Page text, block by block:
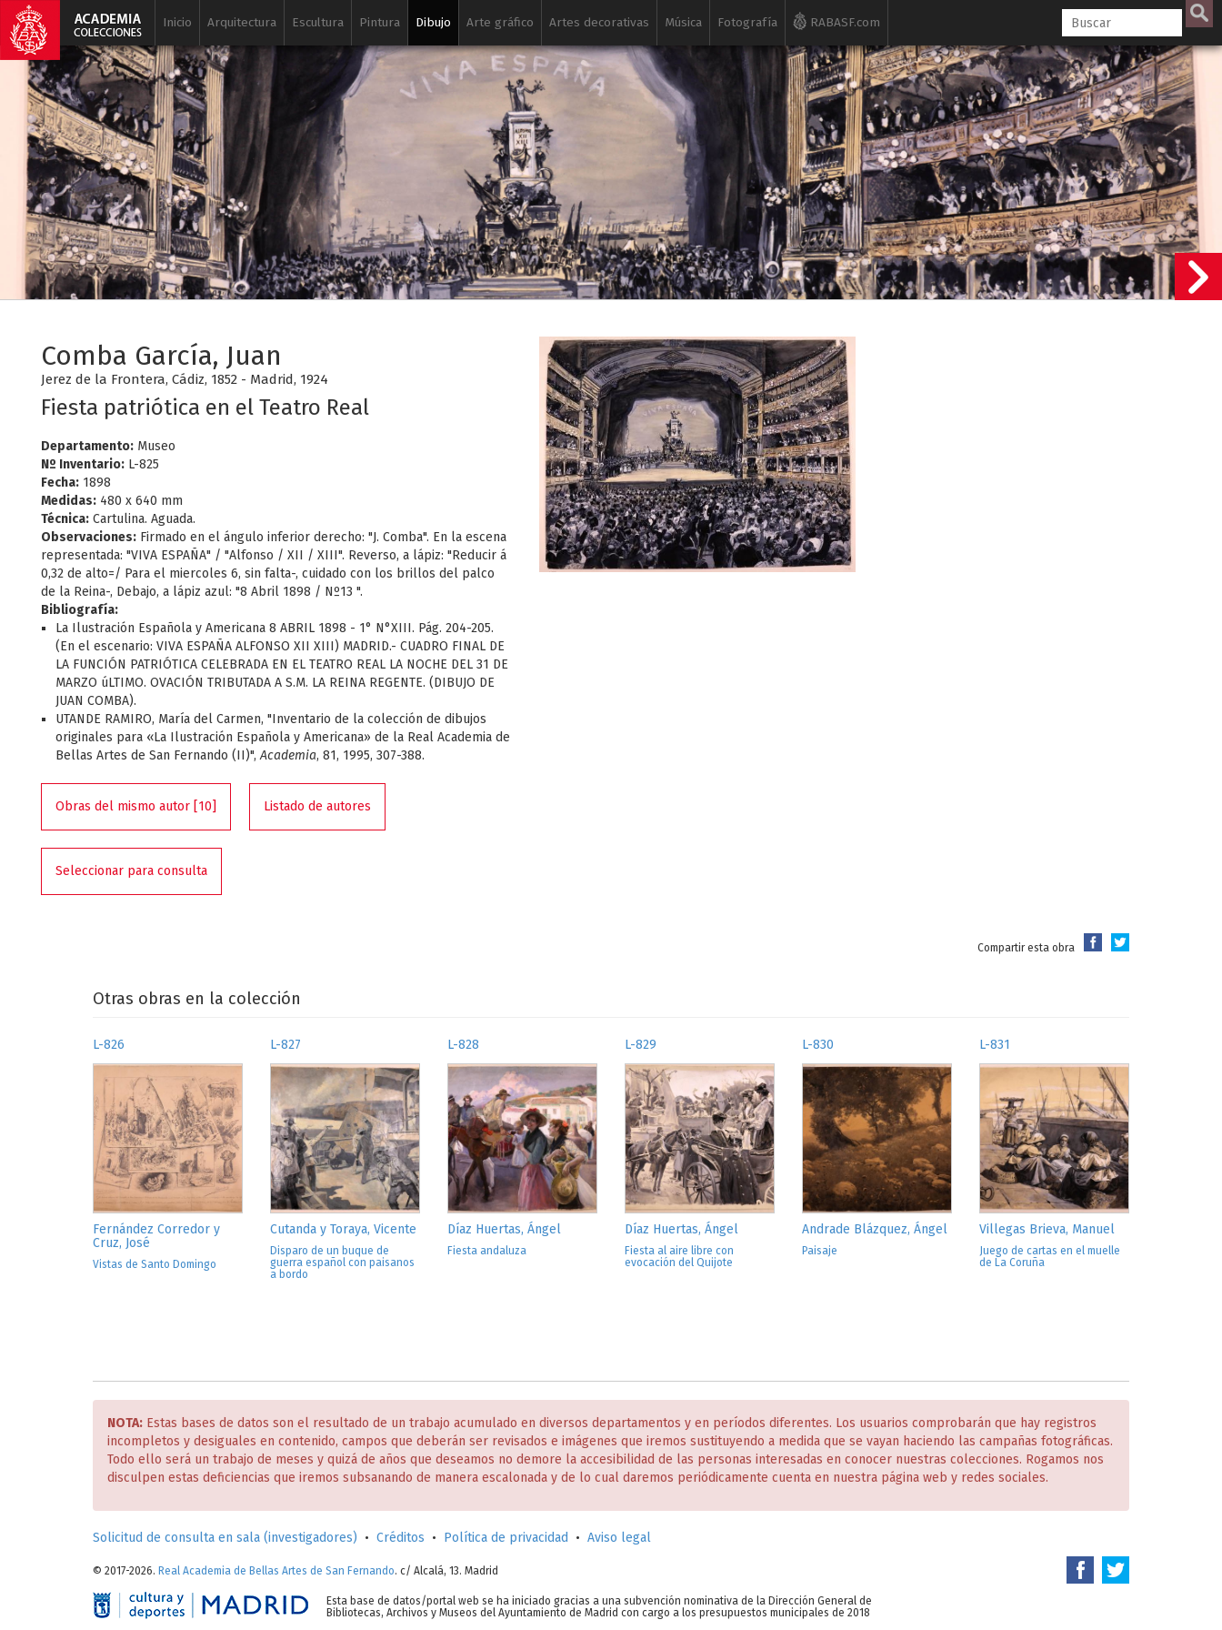
Inicio Arquitectura Escultura Pintura Dibujo Arte gráfico Artes decorativas Música Fotografía RABASF.com
Comba García, Juan
Jerez de la Frontera, Cádiz, 1852 - Madrid, 1924
Fiesta patriótica en el Teatro Real
Departamento: Museo
Nº Inventario: L-825
Fecha: 1898
Medidas: 480 x 640 mm
Técnica: Cartulina. Aguada.
Observaciones: Firmado en el ángulo inferior derecho: "J. Comba". En la escena
representada: "VIVA ESPAÑA" / "Alfonso / XII / XIII". Reverso, a lápiz: "Reducir á
0,32 de alto=/ Para el miercoles 6, sin falta-, cuidado con los brillos del palco
de la Reina-, Debajo, a lápiz azul: "8 Abril 1898 / Nº13 ".
Bibliografía:
La Ilustración Española y Americana 8 ABRIL 1898 - 1° N°XIII. Pág. 204-205.
(En el escenario: VIVA ESPAÑA ALFONSO XII XIII) MADRID.- CUADRO FINAL DE
LA FUNCIÓN PATRIÓTICA CELEBRADA EN EL TEATRO REAL LA NOCHE DEL 31 DE
MARZO úLTIMO. OVACIÓN TRIBUTADA A S.M. LA REINA REGENTE. (DIBUJO DE
JUAN COMBA).
UTANDE RAMIRO, María del Carmen, "Inventario de la colección de dibujos
originales para «La Ilustración Española y Americana» de la Real Academia de
Bellas Artes de San Fernando (II)",Academia, 81, 1995, 307-388.
Obras del mismo autor [10] Listado de autores
Seleccionar para consulta
Compartir esta obra
Otras obras en la colección
L-826
Fernández Corredor y
Cruz, José
Vistas de Santo Domingo
L-827
Cutanda y Toraya, Vicente
Disparo de un buque de
guerra español con paisanos
a bordo
L-828
Díaz Huertas, Ángel
Fiesta andaluza
L-829
Díaz Huertas, Ángel
Fiesta al aire libre con
evocación del Quijote
L-830
Andrade Blázquez, Ángel
Paisaje
L-831
Villegas Brieva, Manuel
Juego de cartas en el muelle
de La Coruña
NOTA: Estas bases de datos son el resultado de un trabajo acumulado en diversos departamentos y en períodos diferentes. Los usuarios comprobarán que hay registros
incompletos y desiguales en contenido, campos que deberán ser revisados e imágenes que iremos sustituyendo a medida que se vayan haciendo las campañas fotográficas.
Todo ello será un trabajo de meses y quizá de años que deseamos no demore la accesibilidad de las personas interesadas en conocer nuestras colecciones. Rogamos nos
disculpen estas deficiencias que iremos subsanando de manera escalonada y de lo cual daremos periódicamente cuenta en nuestra página web y redes sociales.
Solicitud de consulta en sala (investigadores) • Créditos • Política de privacidad • Aviso legal
© 2017-2026. Real Academia de Bellas Artes de San Fernando. c/ Alcalá, 13. Madrid
Esta base de datos/portal web se ha iniciado gracias a una subvención nominativa de la Dirección General de
Bibliotecas, Archivos y Museos del Ayuntamiento de Madrid con cargo a los presupuestos municipales de 2018